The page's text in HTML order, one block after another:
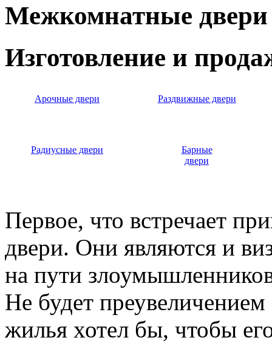
Межкомнатные двери
Изготовление и
Арочные двери Раздвижные двери
Радиусные двери
Барные
двери
Первое, что встречает
двери. Они являются и
на пути
Не будет
жилья хотел бы, чтобы